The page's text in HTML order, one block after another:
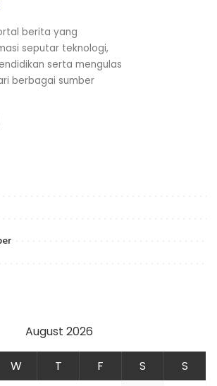
berita yang
seputar teknologi,
serta mengulas
berbagai sumber
August 2026
W T F S
S